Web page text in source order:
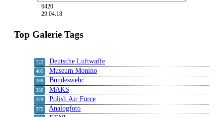
6420
29.04.18
Top Galerie Tags
722 Deutsche Luftwaffe
405 Museum Monino
389 Bundeswehr
380 MAKS
379 Polish Air Force
375 Analogfoto